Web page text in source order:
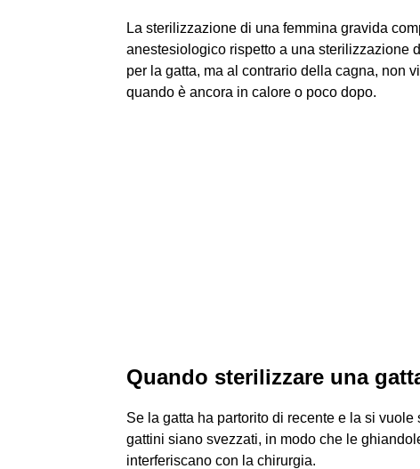
La sterilizzazione di una femmina gravida
anestesiologico rispetto a una sterilizzazione
per la gatta, ma al contrario della cagna, non
quando è ancora in calore o poco dopo.
Quando sterilizzare una
Se la gatta ha partorito di recente e la si
gattini siano svezzati, in modo che le
interferiscano con la chirurgia.